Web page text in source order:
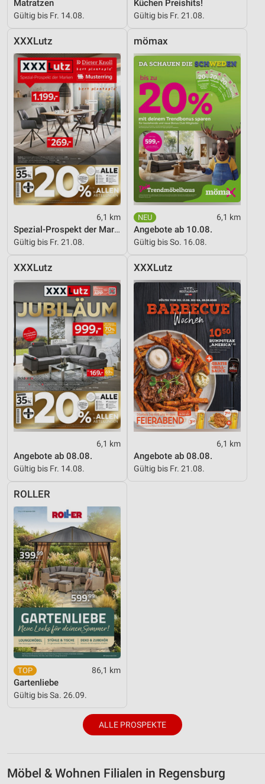
Matratzen
Gültig bis Fr. 14.08.
Küchen Preishits!
Gültig bis Fr. 21.08.
XXXLutz
6,1 km
Spezial-Prospekt der Marken
Gültig bis Fr. 21.08.
mömax
6,1 km
Angebote ab 10.08.
Gültig bis So. 16.08.
XXXLutz
6,1 km
Angebote ab 08.08.
Gültig bis Fr. 14.08.
XXXLutz
6,1 km
Angebote ab 08.08.
Gültig bis Fr. 21.08.
ROLLER
86,1 km
Gartenliebe
Gültig bis Sa. 26.09.
ALLE PROSPEKTE
Möbel & Wohnen Filialen in Regensburg